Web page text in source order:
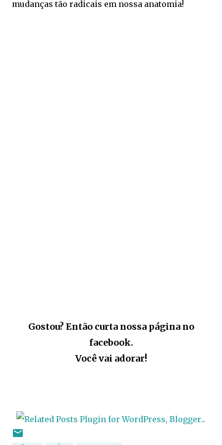
mudanças tão radicais em nossa anatomia!
Gostou? Então curta nossa página no
facebook.
Você vai adorar!